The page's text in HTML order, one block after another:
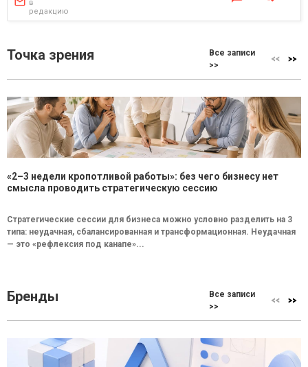
в
редакцию
Точка зрения
Все записи
>>
«2–3 недели кропотливой работы»: без чего бизнесу нет
смысла проводить стратегическую сессию
Стратегические сессии для бизнеса можно условно разделить на 3
типа: неудачная, сбалансированная и трансформационная. Неудачная
— это «рефлексия под канапе»...
Бренды
Все записи
>>